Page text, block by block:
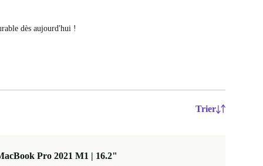
dès aujourd'hui !
Trier
Pro 2021 M1 | 16.2"